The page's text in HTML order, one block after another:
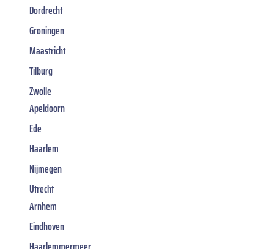
Dordrecht
Groningen
Maastricht
Tilburg
Zwolle
Apeldoorn
Ede
Haarlem
Nijmegen
Utrecht
Arnhem
Eindhoven